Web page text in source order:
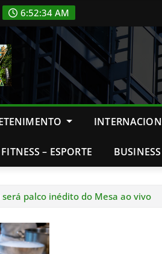
6:52:35 AM
– ESPORTE
será palco inédito do Mesa ao vivo